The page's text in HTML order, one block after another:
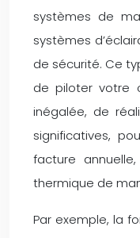
systèmes de
systèmes
de sécurité. Ce
de piloter votre
inégalée, de
significatives,
facture
thermique de
Par exemple, la